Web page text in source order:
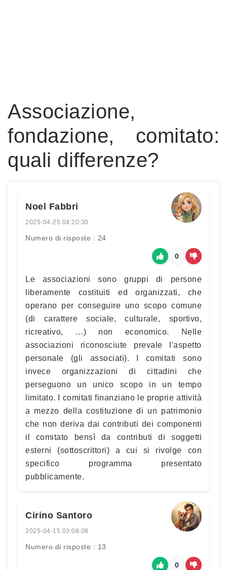
Associazione,
fondazione, comitato:
quali differenze?
Noel Fabbri
2025-04-25 04:20:30
Numero di risposte : 24
0
Le associazioni sono gruppi di persone
liberamente costituiti ed organizzati, che
operano per conseguire uno scopo comune
(di carattere sociale, culturale, sportivo,
ricreativo, …) non economico. Nelle
associazioni riconosciute prevale l'aspetto
personale (gli associati). I comitati sono
invece organizzazioni di cittadini che
perseguono un unico scopo in un tempo
limitato. I comitati finanziano le proprie attività
a mezzo della costituzione di un patrimonio
che non deriva dai contributi dei componenti
il comitato bensì da contributi di soggetti
esterni (sottoscrittori) a cui si rivolge con
specifico programma presentato
pubblicamente.
Cirino Santoro
2025-04-15 03:08:08
Numero di risposte : 13
0